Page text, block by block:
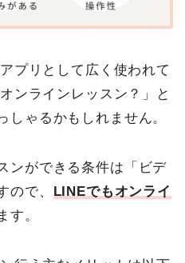
プリとして広く使われて
ンラインレッスン？」と
しゃるかもしれません。
ンができる条件は「ビデ
ので、 LINEでもオンライ
す。